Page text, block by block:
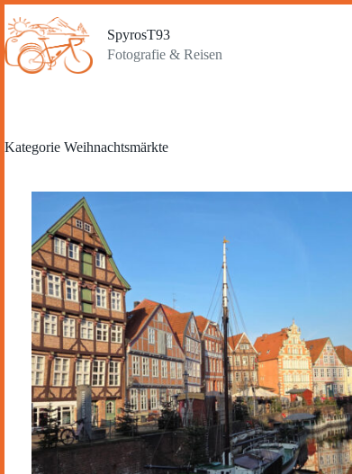
Inhalt
springen
SpyrosT93
Fotografie & Reisen
Kategorie Weihnachtsmärkte